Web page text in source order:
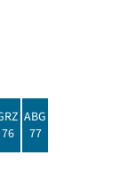
76
ABG
77